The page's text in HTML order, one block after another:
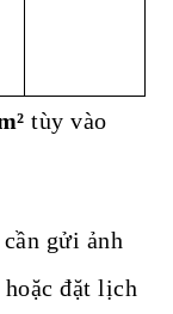
tùy vào
gửi ảnh
hoặc đặt lịch